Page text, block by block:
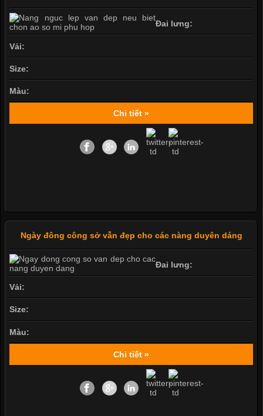
Đai lưng:
Vải:
Size:
Màu:
Chi tiết »
Ngày đông công sở vẫn đẹp cho các nàng duyên dáng
Đai lưng:
Vải:
Size:
Màu:
Chi tiết »